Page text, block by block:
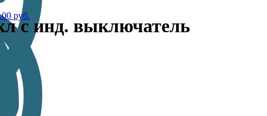
руб.с инд. выключатель